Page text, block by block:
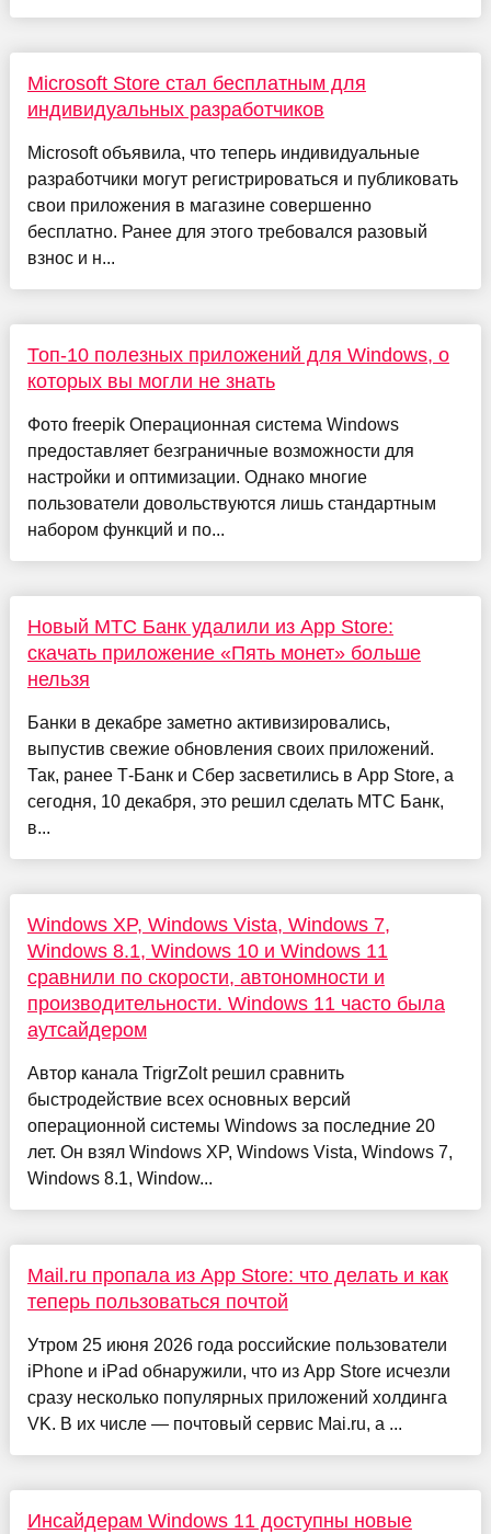
Microsoft Store стал бесплатным для
индивидуальных разработчиков
Microsoft объявила, что теперь индивидуальные
разработчики могут регистрироваться и публиковать
свои приложения в магазине совершенно
бесплатно. Ранее для этого требовался разовый
взнос и н...
Топ-10 полезных приложений для Windows, о
которых вы могли не знать
Фото freepik Операционная система Windows
предоставляет безграничные возможности для
настройки и оптимизации. Однако многие
пользователи довольствуются лишь стандартным
набором функций и по...
Новый МТС Банк удалили из App Store:
скачать приложение «Пять монет» больше
нельзя
Банки в декабре заметно активизировались,
выпустив свежие обновления своих приложений.
Так, ранее Т-Банк и Сбер засветились в App Store, а
сегодня, 10 декабря, это решил сделать МТС Банк,
в...
Windows XP, Windows Vista, Windows 7,
Windows 8.1, Windows 10 и Windows 11
сравнили по скорости, автономности и
производительности. Windows 11 часто была
аутсайдером
Автор канала TrigrZolt решил сравнить
быстродействие всех основных версий
операционной системы Windows за последние 20
лет. Он взял Windows XP, Windows Vista, Windows 7,
Windows 8.1, Window...
Mail.ru пропала из App Store: что делать и как
теперь пользоваться почтой
Утром 25 июня 2026 года российские пользователи
iPhone и iPad обнаружили, что из App Store исчезли
сразу несколько популярных приложений холдинга
VK. В их числе — почтовый сервис Mai.ru, а ...
Инсайдерам Windows 11 доступны новые